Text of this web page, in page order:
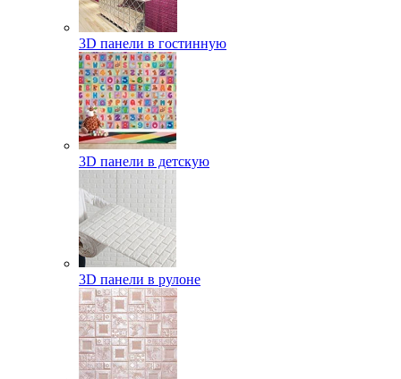
3D панели в гостинную
3D панели в детскую
3D панели в рулоне